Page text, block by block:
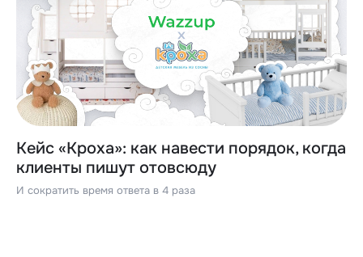
Кейс «Кроха»: как навести порядок, когда
клиенты пишут отовсюду
И сократить время ответа в 4 раза